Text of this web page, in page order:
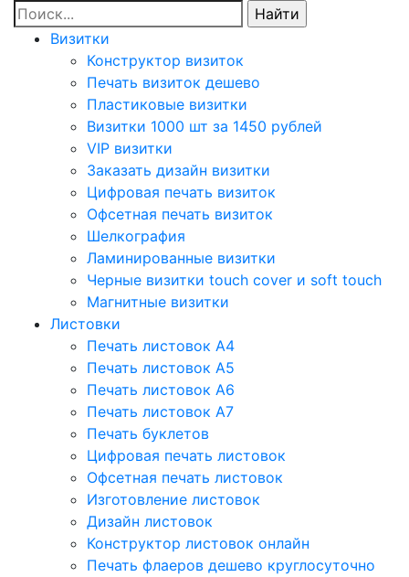
Визитки
Конструктор визиток
Печать визиток дешево
Пластиковые визитки
Визитки 1000 шт за 1450 рублей
VIP визитки
Заказать дизайн визитки
Цифровая печать визиток
Офсетная печать визиток
Шелкография
Ламинированные визитки
Черные визитки touch cover и soft touch
Магнитные визитки
Листовки
Печать листовок А4
Печать листовок А5
Печать листовок А6
Печать листовок А7
Печать буклетов
Цифровая печать листовок
Офсетная печать листовок
Изготовление листовок
Дизайн листовок
Конструктор листовок онлайн
Печать флаеров дешево круглосуточно